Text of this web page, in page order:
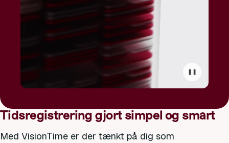
Tidsregistrering gjort simpel og smart
Med VisionTime er der tænkt på dig som